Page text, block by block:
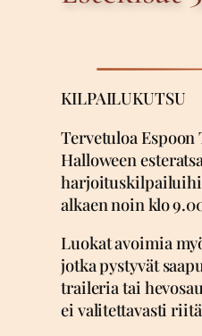
KILPAILUKUTSU
Tervetuloa
Halloween
alkaen noin klo
Luokat avoimia
jotka pystyvät
traileria tai
ei valitettavasti